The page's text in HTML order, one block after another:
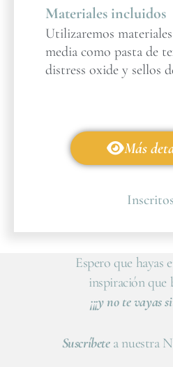
Materiales incluidos
Utilizaremos
media como pasta de
distress oxide y sellos
Más
Espero que hayas
inspiración que
¡¡¡y no te vayas
Suscríbetea nuestra